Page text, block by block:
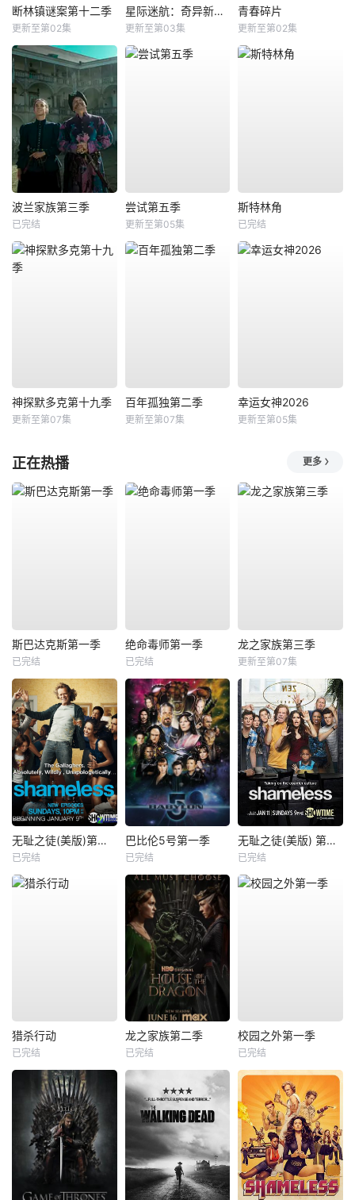
断林镇谜案第十二季
更新至第02集
星际迷航：奇异新世界第四季
更新至第03集
青春碎片
更新至第02集
波兰家族第三季
已完结
尝试第五季
更新至第05集
斯特林角
已完结
神探默多克第十九季
更新至第07集
百年孤独第二季
更新至第07集
幸运女神2026
更新至第05集
正在热播 更多
斯巴达克斯第一季
已完结
绝命毒师第一季
已完结
龙之家族第三季
更新至第07集
无耻之徒(美版)第一季
已完结
巴比伦5号第一季
已完结
无耻之徒(美版) 第五季
已完结
猎杀行动
已完结
龙之家族第二季
已完结
校园之外第一季
已完结